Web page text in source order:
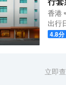
香港
出行
4.8分
立即